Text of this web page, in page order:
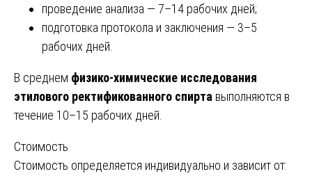
проведение анализа — 7–14 рабочих дней;
подготовка протокола и заключения — 3–5
рабочих дней.
В среднем физико-химические исследования
этилового ректификованного спирта выполняются в
течение 10–15 рабочих дней.
Стоимость
Стоимость определяется индивидуально и зависит от: